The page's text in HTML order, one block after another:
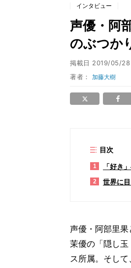
インタビュー
声優・阿
のぶつか
掲載日 2019/05/
著者：加藤大樹
目次
1 「好き
2 世界に
声優・阿部里
茉優の「隠し
ス所属。そし